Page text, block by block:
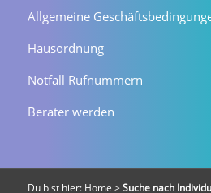
Allgemeine
Hausordnung
Notfall Rufnummern
Berater werden
Du bist hier: Home > Suche nach